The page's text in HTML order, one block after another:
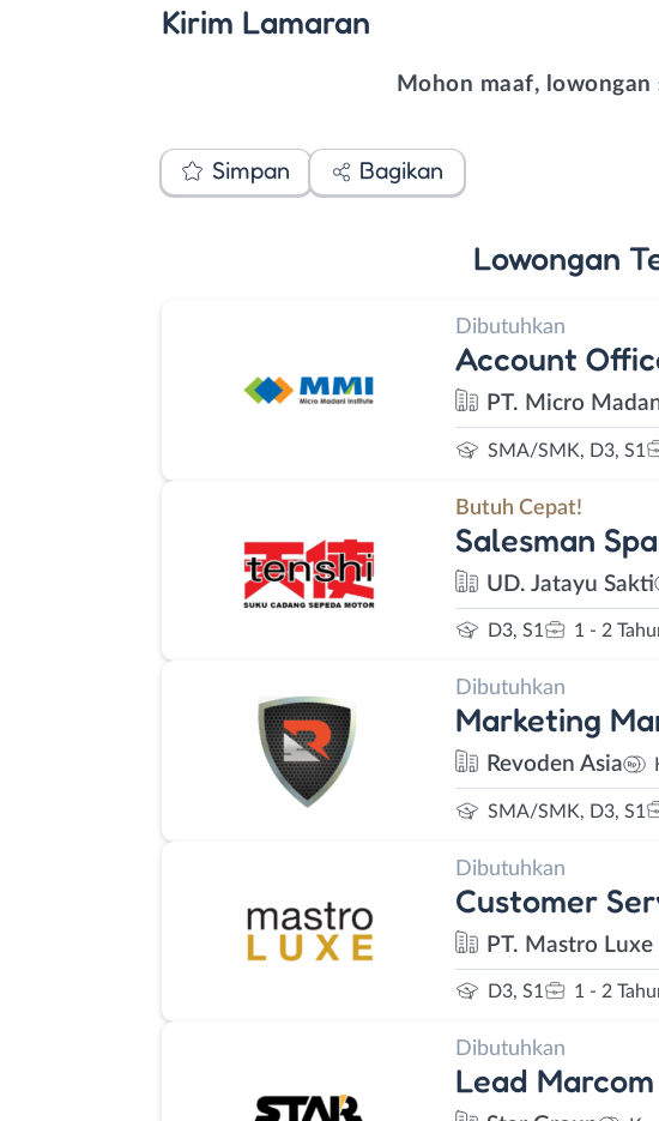
Kirim Lamaran
Mohon maaf,
Simpan Bagikan
Lowongan
Dibutuhkan
Account
PT. Micro
SMA/SMK, D3, S1
Butuh Cepat!
Salesman
UD. Jatayu Sakti
D3, S1 1 - 2
Dibutuhkan
Marketing
Revoden Asia
SMA/SMK, D3, S1
Dibutuhkan
Customer
PT. Mastro
D3, S1 1 - 2
Dibutuhkan
Lead Marcom